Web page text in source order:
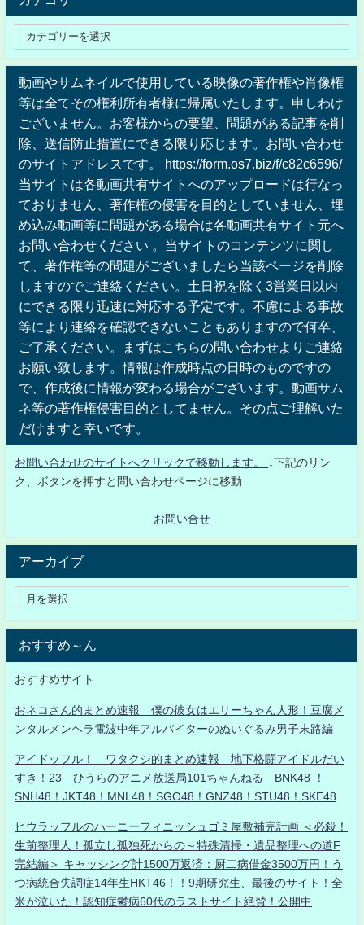
動画やサムネイルで使用している映像の著作権や肖像権
等は全てその権利所有者様に帰属いたします。申しわけ
ございません。お客様からの要望、問題がある記事を削
除、送信防止措置にできる限り応じます。お問い合わせ
のサイトアドレスです。 https://form.os7.biz/f/c82c6596/
当サイトは各動画共有サイトへのアップロードは行なっ
ておりません、著作権の侵害を目的としていません、埋
め込み動画等に問題がある場合は各動画共有サイト元へ
お問い合わせください 。当サイトのコンテンツに関し
て、著作権等の問題がございましたら当該ページを削除
しますのでご連絡ください。土日祝を除く3営業日以内
にできる限り迅速に対応する予定です。不慮による事故
等により連絡を確認できないこともありますので何卒、
ご了承ください。まずはこちらの問い合わせよりご連絡
お願い致します。情報は作成時点の日時のものですの
で、作成後に情報が変わる場合がございます。動画サム
ネ等の著作権侵害目的としてません。その点ご理解いた
だけますと幸いです。
お問い合わせのサイトへクリックで移動します。
↓下記のリン
ク、ボタンを押すと問い合わせページに移動
お問い合せ
アーカイブ
おすすめ～ん
おすすめサイト
おネコさん的まとめ速報 僕の彼女はエリーちゃん人形！豆腐メ
ンタルメンヘラ電波中年アルバイターのぬいぐるみ男子末路編
アイドッフル！ ワタクシ的まとめ速報 地下格闘アイドルだい
すき！23 ひうらのアニメ放送局101ちゃんねる BNK48 ！
SNH48！JKT48！MNL48！SGO48！GNZ48！STU48！SKE48
ヒウラッフルのハーニーフィニッシュゴミ屋敷補完計画 ＜必殺！
生前整理人！孤立し孤独死からの～特殊清掃・遺品整理への道F
完結編＞ キャッシング計1500万返済：厨二病借金3500万円！う
つ病統合失調症14年生HKT46！！9期研究生、最後のサイト！全
米が泣いた！認知症鬱病60代のラストサイト絶賛！公開中